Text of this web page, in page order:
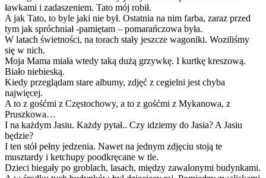
ławkami i zadaszeniem. Tato mój robił.
A jak Tato, to byle jaki nie był. Ostatnia na nim farba, zaraz przed
tym jak spróchniał -pamiętam – pomarańczowa była.
W latach świetności, na torach stały jeszcze wagoniki. Woziliśmy
się w nich.
Moja Mama miała wtedy taką dużą grzywkę. I kurtkę kreszową.
Biało niebieską.
Kiedy przeglądam stare albumy, zdjęć z cegielni jest chyba
najwięcej.
A to z gośćmi z Częstochowy, a to z gośćmi z Mykanowa, z
Pruszkowa…
I na każdym Jasiu. Każdy pytał.. Czy idziemy do Jasia? A Jasiu
będzie?
I ten stół pełny jedzenia. Nawet na jednym zdjęciu stoją te
musztardy i ketchupy poodkręcane w tle.
Dzieci biegały po groblach, lasach, między zawalonymi budynkami.